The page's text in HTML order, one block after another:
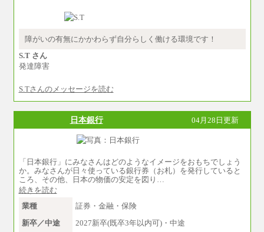
※経験・スキルを考慮の上、当社規程により決
※試用期間中も給与に変更はございません。
障がいの有無にかかわらず自分らしく働ける環境です！
S.T さん
発達障害
S.Tさんのメッセージを読む
日本銀行 04月28日更新
「日本銀行」にみなさんはどのようなイメージをおもちでしょう
か。みなさんが日々使っている銀行券（お札）を発行していると
ころ、その他、日本の物価の安定を図り…
続きを読む
業種
証券・金融・保険
新卒／中途
2027新卒(既卒3年以内可)・中途